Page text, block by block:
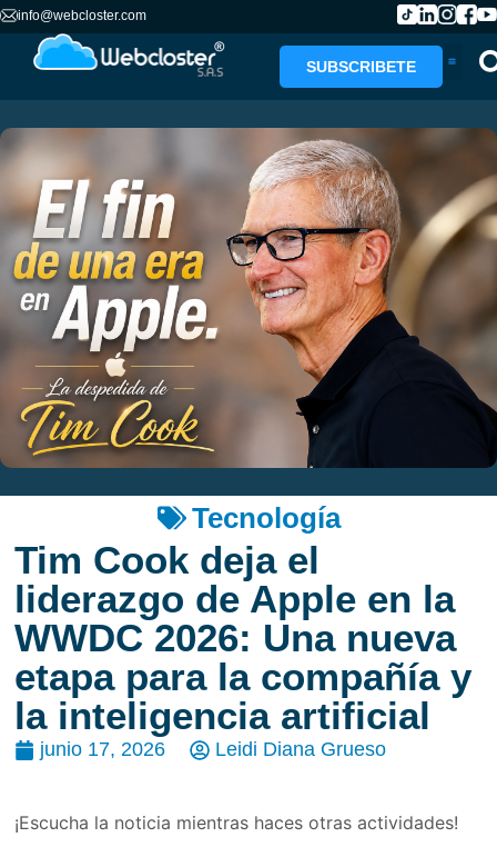
info@webcloster.com
SUBSCRIBETE
Tecnología
Tim Cook deja el
liderazgo de Apple en la
WWDC 2026: Una nueva
etapa para la compañía y
la inteligencia artificial
junio 17, 2026 Leidi Diana Grueso
¡Escucha la noticia mientras haces otras actividades!